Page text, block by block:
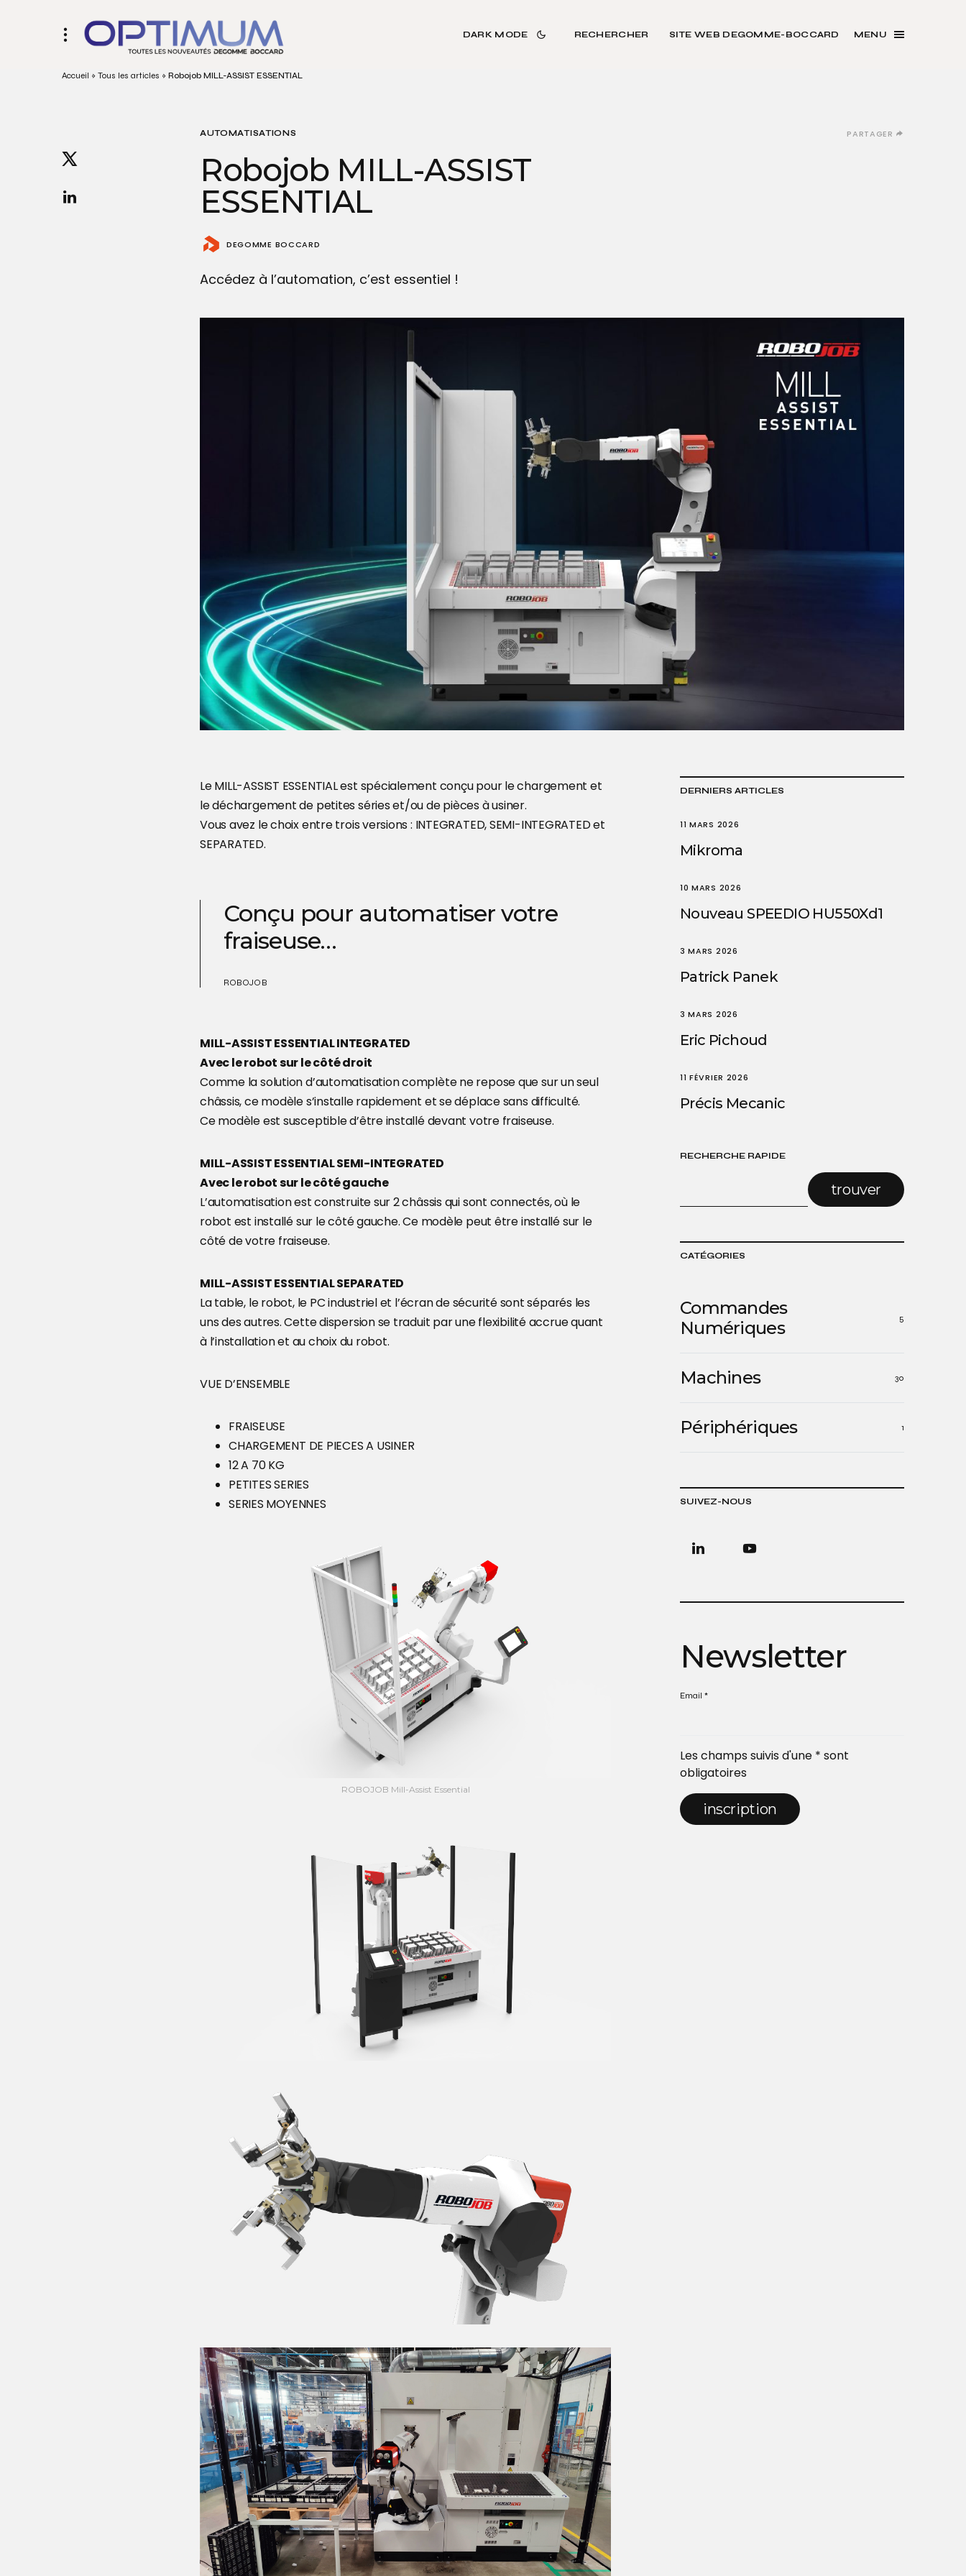
DARK MODE RECHERCHER SITE WEB DEGOMME-BOCCARD MENU
Accueil » Tous les articles » Robojob MILL-ASSIST ESSENTIAL
AUTOMATISATIONS PARTAGER
Robojob MILL-ASSIST
ESSENTIAL
DEGOMME BOCCARD
Accédez à l’automation, c’est essentiel !
DERNIERS ARTICLES
11 MARS 2026
Mikroma
10 MARS 2026
Nouveau SPEEDIO HU550Xd1
3 MARS 2026
Patrick Panek
3 MARS 2026
Eric Pichoud
11 FÉVRIER 2026
Précis Mecanic
RECHERCHE RAPIDE
trouver
CATÉGORIES
Commandes
Numériques
5
Machines 30
Périphériques 1
SUIVEZ-NOUS
Newsletter
Email *
Les champs suivis d'une * sont
obligatoires
Le MILL-ASSIST ESSENTIAL est spécialement conçu pour le chargement et
le déchargement de petites séries et/ou de pièces à usiner.
Vous avez le choix entre trois versions : INTEGRATED, SEMI-INTEGRATED et
SEPARATED.
Conçu pour automatiser votre
fraiseuse…
ROBOJOB
MILL-ASSIST ESSENTIAL INTEGRATED
Avec le robot sur le côté droit
Comme la solution d’automatisation complète ne repose que sur un seul
châssis, ce modèle s’installe rapidement et se déplace sans difficulté.
Ce modèle est susceptible d’être installé devant votre fraiseuse.
MILL-ASSIST ESSENTIAL SEMI-INTEGRATED
Avec le robot sur le côté gauche
L’automatisation est construite sur 2 châssis qui sont connectés, où le
robot est installé sur le côté gauche. Ce modèle peut être installé sur le
côté de votre fraiseuse.
MILL-ASSIST ESSENTIAL SEPARATED
La table, le robot, le PC industriel et l’écran de sécurité sont séparés les
uns des autres. Cette dispersion se traduit par une flexibilité accrue quant
à l’installation et au choix du robot.
VUE D’ENSEMBLE
FRAISEUSE
CHARGEMENT DE PIECES A USINER
12 A 70 KG
PETITES SERIES
SERIES MOYENNES
ROBOJOB Mill-Assist Essential